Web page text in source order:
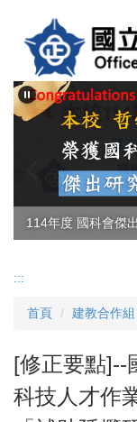
內
容
114學年度紫荊學
114年度 國科會傑
:::
首頁 建教合作組
[修正要點]--
科技人才作